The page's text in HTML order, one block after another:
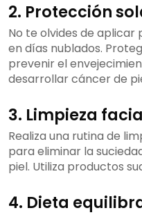
2. Protección
No te olvides de
en días nublados.
prevenir el
desarrollar cáncer de
3. Limpieza
Realiza una rutina de
para eliminar la
piel. Utiliza productos
4. Dieta